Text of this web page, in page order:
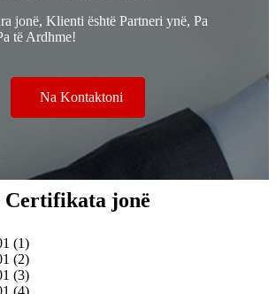
jonë, Klienti është Partneri ynë, Pa
të Ardhme!
Na Kontaktoni
Certifikata jonë